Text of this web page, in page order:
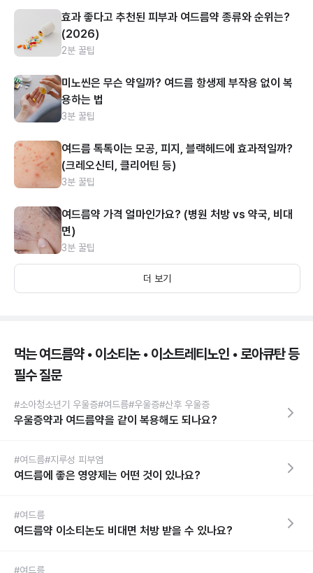
효과 좋다고 추천된 피부과 여드름약 종류와 순위는?
(2026)
2분 꿀팁
미노씬은 무슨 약일까? 여드름 항생제 부작용 없이 복
용하는 법
3분 꿀팁
여드름 톡톡이는 모공, 피지, 블랙헤드에 효과적일까?
(크레오신티, 클리어틴 등)
3분 꿀팁
여드름약 가격 얼마인가요? (병원 처방 vs 약국, 비대
면)
3분 꿀팁
더 보기
먹는 여드름약 • 이소티논 • 이소트레티노인 • 로아큐탄 등
필수 질문
#소아청소년기 우울증#여드름#우울증#산후 우울증
우울증약과 여드름약을 같이 복용해도 되나요?
#여드름#지루성 피부염
여드름에 좋은 영양제는 어떤 것이 있나요?
#여드름
여드름약 이소티논도 비대면 처방 받을 수 있나요?
#여드름